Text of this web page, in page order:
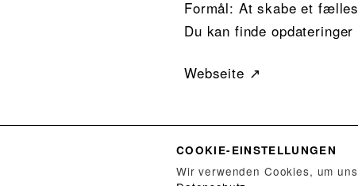
Formål: At skabe et
Du kan finde
Webseite ↗
COOKIE-EINSTELLUNGEN
Wir verwenden Cookies, um